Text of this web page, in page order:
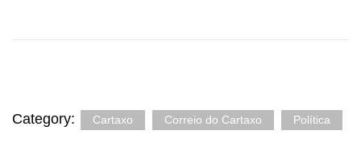
Category: Cartaxo Correio do Cartaxo Política